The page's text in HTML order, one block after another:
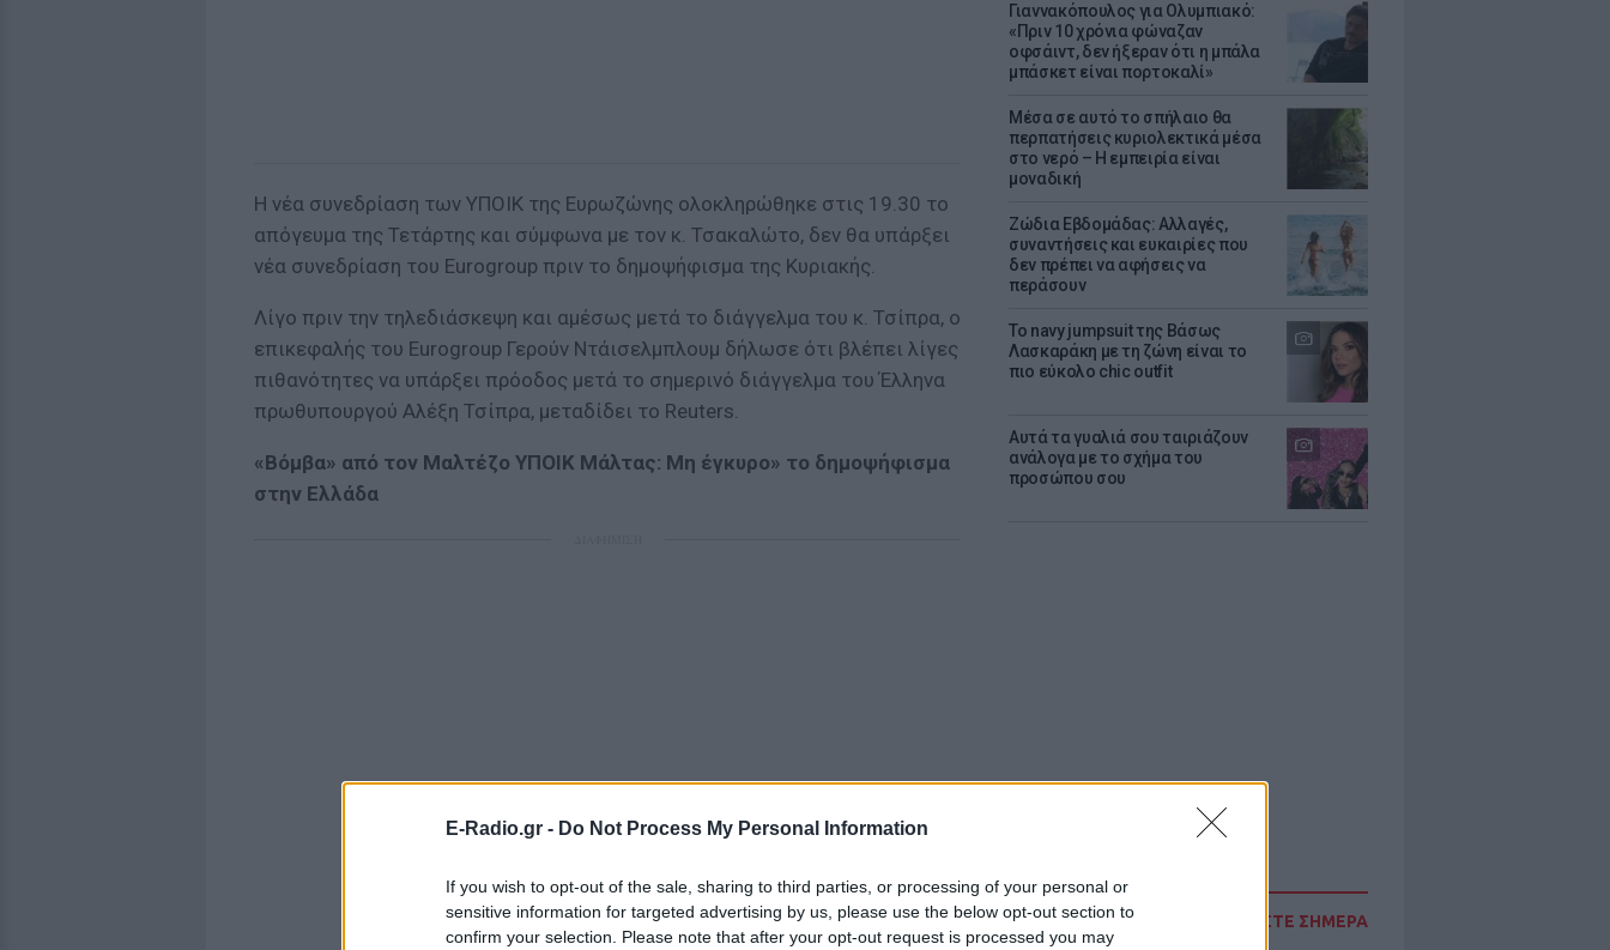
E-Radio.gr - Do Not Process My Personal Information
If you wish to opt-out of the sale, sharing to third parties, or processing of your personal or
sensitive information for targeted advertising by us, please use the below opt-out section to
confirm your selection. Please note that after your opt-out request is processed you may
Γιαννακόπουλος για Ολυμπιακό:
«Πριν 10 χρόνια φώναζαν
οφσάιντ, δεν ήξεραν ότι η μπάλα
μπάσκετ είναι πορτοκαλί»
Μέσα σε αυτό το σπήλαιο θα
περπατήσεις κυριολεκτικά μέσα
στο νερό – Η εμπειρία είναι
μοναδική
Ζώδια Εβδομάδας: Αλλαγές,
συναντήσεις και ευκαιρίες που
δεν πρέπει να αφήσεις να
περάσουν
Το navy jumpsuit της Βάσως
Λασκαράκη με τη ζώνη είναι το
πιο εύκολο chic outfit
Αυτά τα γυαλιά σου ταιριάζουν
ανάλογα με το σχήμα του
προσώπου σου
ΔΙΑΒΑΣΤΕ ΣΗΜΕΡΑ
Η νέα συνεδρίαση των ΥΠΟΙΚ της Ευρωζώνης ολοκληρώθηκε στις 19.30 το
απόγευμα της Τετάρτης και σύμφωνα με τον κ. Τσακαλώτο, δεν θα υπάρξει
νέα συνεδρίαση του Eurogroup πριν το δημοψήφισμα της Κυριακής.
Λίγο πριν την τηλεδιάσκεψη και αμέσως μετά το διάγγελμα του κ. Τσίπρα, ο
επικεφαλής του Eurogroup Γερούν Ντάισελμπλουμ δήλωσε ότι βλέπει λίγες
πιθανότητες να υπάρξει πρόοδος μετά το σημερινό διάγγελμα του Έλληνα
πρωθυπουργού Αλέξη Τσίπρα, μεταδίδει το Reuters.
«Βόμβα» από τον Μαλτέζο ΥΠΟΙΚ Μάλτας: Μη έγκυρο» το δημοψήφισμα
στην Ελλάδα